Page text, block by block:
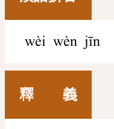
wèi wèn jīn
釋 義